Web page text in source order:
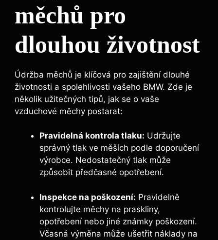
měchů pro⁢
dlouhou životnost
Údržba měchů je klíčová pro zajištění dlouhé
životnosti a spolehlivosti vašeho BMW. Zde je
několik užitečných tipů, jak se⁤ o vaše
vzduchové měchy postarat:
Pravidelná kontrola tlaku: Udržujte
správný⁤ tlak ve měších podle doporučení
výrobce. Nedostatečný tlak může
způsobit ‌předčasné opotřebení.
Inspekce na poškození: Pravidelně
kontrolujte měchy na praskliny,
opotřebení nebo jiné známky poškození.
Včasná výměna může‌ ušetřit náklady na